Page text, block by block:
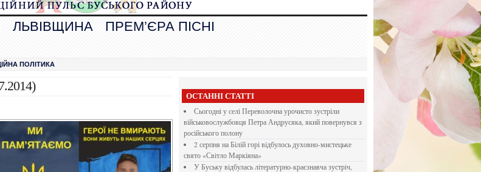
ЛЬВІВЩИНА
ПРЕМ’ЄРА ПІСНІ
ПОЛІТИКА
ОСТАННІ СТАТТІ
Сьогодні у селі Переволочна урочисто зустріли
військовослужбовця Петра Андрусяка, який повернувся з
російського полону
2 серпня на Білій горі відбулось духовно-мистецьке
свято «Світло Маркіяна»
У Буську відбулась літературно-краєзнавча зустріч,